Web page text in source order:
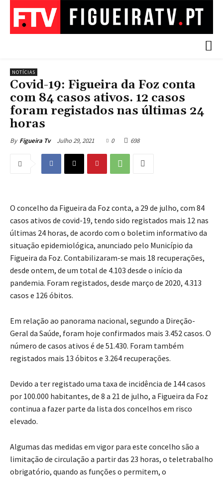
NOTÍCIAS
Covid-19: Figueira da Foz conta
com 84 casos ativos. 12 casos
foram registados nas últimas 24
horas
By Figueira Tv Julho 29, 2021 0 698
O concelho da Figueira da Foz conta, a 29 de julho, com 84
casos ativos de covid-19, tendo sido registados mais 12 nas
últimas 24 horas, de acordo com o boletim informativo da
situação epidemiológica, anunciado pelo Município da
Figueira da Foz. Contabilizaram-se mais 18 recuperações,
desde ontem, de um total de 4.103 desde o início da
pandemia. Foram registados, desde março de 2020, 4.313
casos e 126 óbitos.
Em relação ao panorama nacional, segundo a Direção-
Geral da Saúde, foram hoje confirmados mais 3.452 casos. O
número de casos ativos é de 51.430. Foram também
registados mais 13 óbitos e 3.264 recuperações.
Devido a ter registado uma taxa de incidência de 144 casos
por 100.000 habitantes, de 8 a 21 de julho, a Figueira da Foz
continua a fazer parte da lista dos concelhos em risco
elevado.
Algumas das medidas em vigor para este concelho são a
limitação de circulação a partir das 23 horas, o teletrabalho
obrigatório, quando as funções o permitem, o